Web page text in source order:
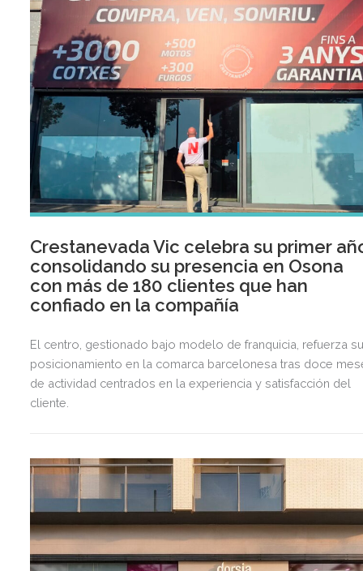
Crestanevada Vic celebra su primer
consolidando su presencia en Osona
con más de 180 clientes que han
confiado en la compañía
El centro, gestionado bajo modelo de franquicia, refuerza
posicionamiento en la comarca barcelonesa tras doce
de actividad centrados en la experiencia y satisfacción del
cliente.